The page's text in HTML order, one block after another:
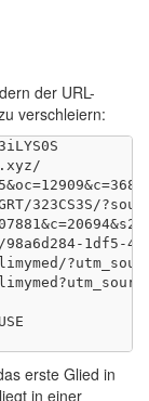
der URL-
verschleiern:
erste Glied in
in einer